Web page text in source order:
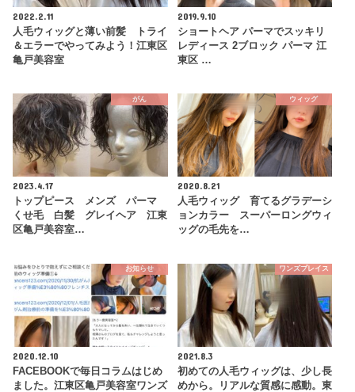
2022.2.11
人毛ウィッグと薄い前髪 トライ
＆エラーでやってみよう！江東区
亀戸美容室
2019.9.10
ショートヘア パーマでスッキリ
レディース 2ブロック パーマ 江
東区 …
がん
2023.4.17
トップピース メンズ パーマ
くせ毛 白髪 グレイヘア 江東
区亀戸美容室…
ウィッグ
2020.8.21
人毛ウィッグ 育てるグラデーシ
ョンカラー スーパーロングウィ
ッグの毛先を…
お知らせ
2020.12.10
FACEBOOKで毎日コラムはじめ
ました。江東区亀戸美容室ワンズ
ワンズプレイス
2021.8.3
初めての人毛ウィッグは、少し長
めから。リアルな質感に感動。東